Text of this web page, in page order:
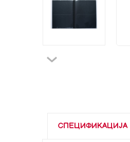
СПЕЦИФИКАЦИЈА